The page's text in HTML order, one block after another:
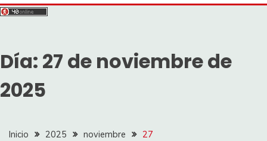
Día: 27 de noviembre de
2025
Inicio 2025 noviembre 27